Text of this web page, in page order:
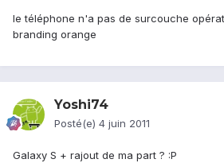
le téléphone n'a pas de surcouche
branding orange
Yoshi74
Posté(e) 4 juin 2011
Galaxy S + rajout de ma part ? :P